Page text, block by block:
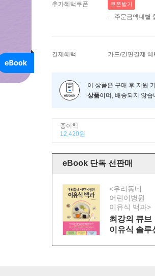
추가혜택쿠폰 쿠폰받기
주문금액대별
결제혜택 카드/간편결제
이 상품은 구매 후 지원
상품이며, 배송되지 않습
종이책
12,420원
eBook 단독 선판매
<우리동네
어린이병원
이유식 백과>
최강의 큐브
이유식 솔루